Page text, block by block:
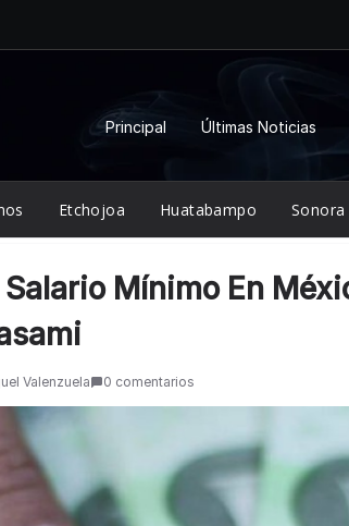
Principal Últimas Noticias
Etchojoa Huatabampo Sonora
Mínimo En
Valenzuela 0 comentarios